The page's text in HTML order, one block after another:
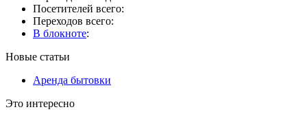
Посетителей всего:
Переходов всего:
В блокноте:
Новые статьи
Аренда бытовки
Это интересно